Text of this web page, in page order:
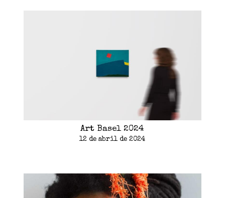
m
a
n
e
l
a
)
Art Basel 2024
12 de abril de 2024